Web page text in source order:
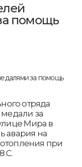
помощь
отряда
за
Мира в
авария на
при
С.